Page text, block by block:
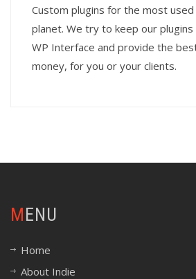
Custom plugins for the most used
planet. We try to keep our
WP Interface and provide the
money, for you or your clients.
MENU
Home
About Indie